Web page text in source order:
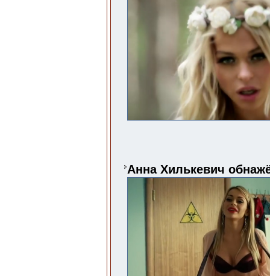
Анна Хилькевич